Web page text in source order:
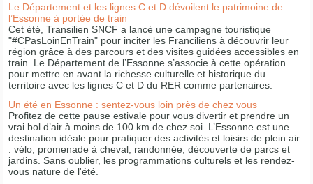
Le Département et les lignes C et D dévoilent le patrimoine de
l’Essonne à portée de train
Cet été, Transilien SNCF a lancé une campagne touristique
"#CPasLoinEnTrain" pour inciter les Franciliens à découvrir leur
région grâce à des parcours et des visites guidées accessibles en
train. Le Département de l’Essonne s’associe à cette opération
pour mettre en avant la richesse culturelle et historique du
territoire avec les lignes C et D du RER comme partenaires.
Un été en Essonne : sentez-vous loin près de chez vous
Profitez de cette pause estivale pour vous divertir et prendre un
vrai bol d’air à moins de 100 km de chez soi. L’Essonne est une
destination idéale pour pratiquer des activités et loisirs de plein air
: vélo, promenade à cheval, randonnée, découverte de parcs et
jardins. Sans oublier, les programmations culturels et les rendez-
vous nature de l'été.